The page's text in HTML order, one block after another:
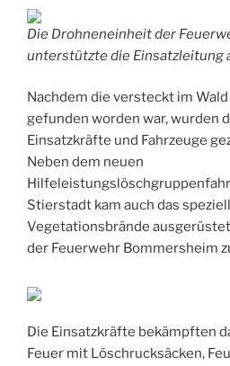
Die Drohneneinheit der
unterstützte die Einsatzleitung
Nachdem die versteckt im
gefunden worden war, wurden
Einsatzkräfte und Fahrzeuge
Neben dem neuen
Stierstadt kam auch das
Vegetationsbrände
der Feuerwehr Bommersheim
Die Einsatzkräfte bekämpften
Feuer mit Löschrucksäcken,